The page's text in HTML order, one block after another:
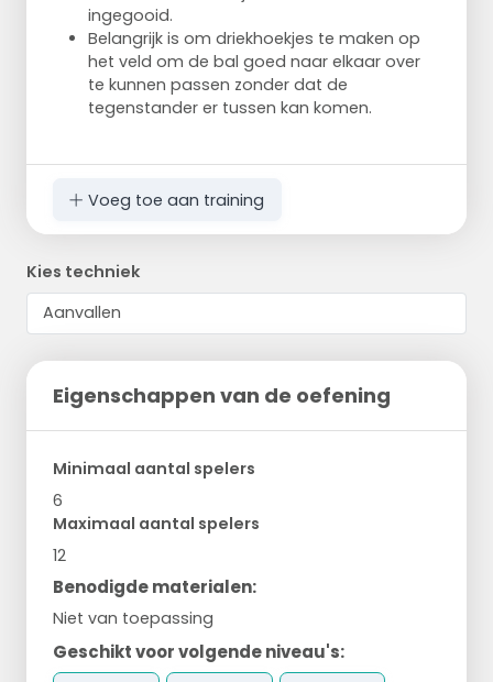
ingegooid.
Belangrijk is om driekhoekjes te maken op
het veld om de bal goed naar elkaar over
te kunnen passen zonder dat de
tegenstander er tussen kan komen.
Voeg toe aan training
Kies techniek
Eigenschappen van de oefening
Minimaal aantal spelers
6
Maximaal aantal spelers
12
Benodigde materialen:
Niet van toepassing
Geschikt voor volgende niveau's: